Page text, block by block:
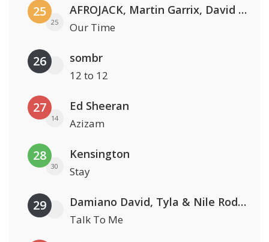
25
25
AFROJACK, Martin Garrix, David Guetta & Amél
Our Time
26 sombr
12 to 12
27
14
Ed Sheeran
Azizam
28
30
Kensington
Stay
29 Damiano David, Tyla & Nile Rodgers
Talk To Me